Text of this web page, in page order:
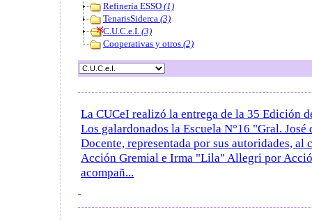
Refinería ESSO (1)
TenarisSiderca (3)
C.U.C.e.I. (3)
Cooperativas y otros (2)
La CUCeI realizó la entrega de la 35 Edición
Los galardonados la Escuela N°16 "Gral.
Docente, representada por sus autoridades,
Acción Gremial e Irma "Lila" Allegri por
acompañ...